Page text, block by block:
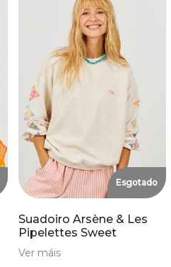
Esgotado
Suadoiro Arsène & Les
Pipelettes Sweet
Ver máis